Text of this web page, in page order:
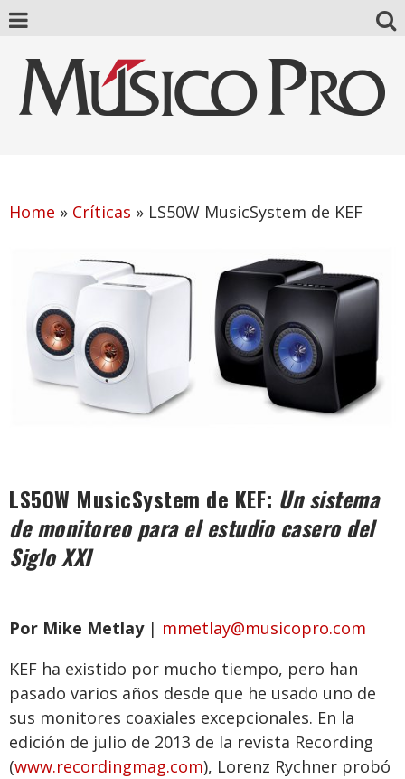
Home » Críticas » LS50W MusicSystem de KEF
LS50W MusicSystem de KEF: Un sistema
de monitoreo para el estudio casero del
Siglo XXI
Por Mike Metlay | mmetlay@musicopro.com
KEF ha existido por mucho tiempo, pero han
pasado varios años desde que he usado uno de
sus monitores coaxiales excepcionales. En la
edición de julio de 2013 de la revista Recording
(www.recordingmag.com), Lorenz Rychner probó